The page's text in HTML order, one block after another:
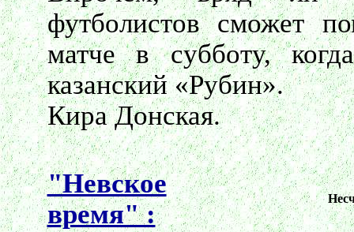
футболистов сможет
матче в субботу,
казанский «Рубин».
Кира Донская.
"Невское
время" :